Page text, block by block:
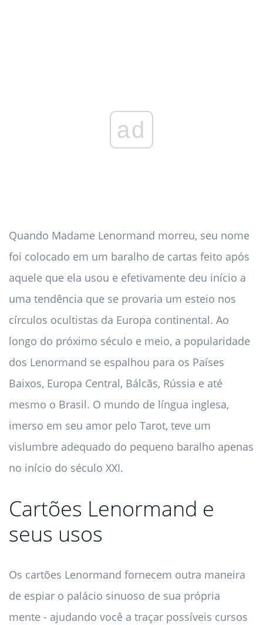
ad
Quando Madame Lenormand morreu, seu nome
foi colocado em um baralho de cartas feito após
aquele que ela usou e efetivamente deu início a
uma tendência que se provaria um esteio nos
círculos ocultistas da Europa continental. Ao
longo do próximo século e meio, a popularidade
dos Lenormand se espalhou para os Países
Baixos, Europa Central, Bálcãs, Rússia e até
mesmo o Brasil. O mundo de língua inglesa,
imerso em seu amor pelo Tarot, teve um
vislumbre adequado do pequeno baralho apenas
no início do século XXI.
Cartões Lenormand e
seus usos
Os cartões Lenormand fornecem outra maneira
de espiar o palácio sinuoso de sua própria
mente - ajudando você a traçar possíveis cursos